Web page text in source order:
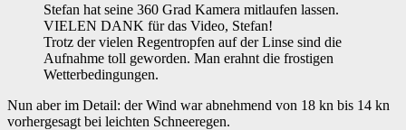
Stefan hat seine 360 Grad Kamera mitlaufen lassen.
VIELEN DANK für das Video, Stefan!
Trotz der vielen Regentropfen auf der Linse sind die
Aufnahme toll geworden. Man erahnt die frostigen
Wetterbedingungen.
Nun aber im Detail: der Wind war abnehmend von 18 kn bis 14 kn
vorhergesagt bei leichten Schneeregen.